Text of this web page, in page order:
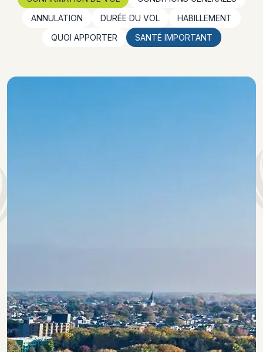
ANNULATION
DURÉE DU VOL
HABILLEMENT
QUOI APPORTER
SANTÉ IMPORTANT